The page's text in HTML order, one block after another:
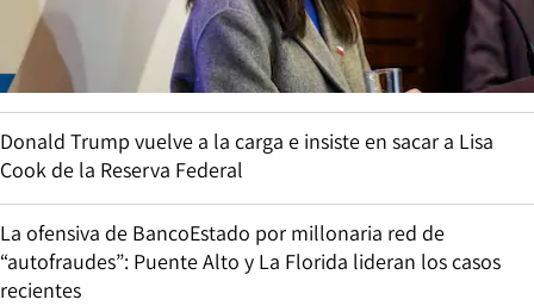
Donald Trump vuelve a la carga e insiste en sacar a Lisa
Cook de la Reserva Federal
La ofensiva de BancoEstado por millonaria red de
“autofraudes”: Puente Alto y La Florida lideran los casos
recientes